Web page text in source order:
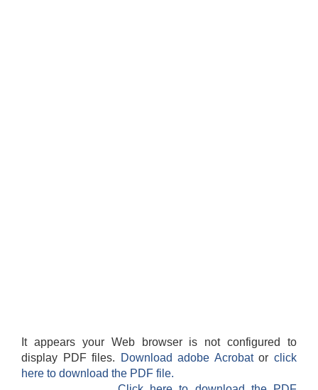
It appears your Web browser is not configured to
display PDF files.
Download adobe Acrobatorclick
here to download the PDF file.